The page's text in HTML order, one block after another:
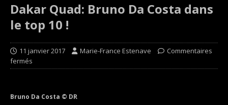
Dakar Quad: Bruno Da Costa dans
le top 10 !
11 janvier 2017 Marie-France Estenave
Commentaires
fermés
Bruno Da Costa © DR